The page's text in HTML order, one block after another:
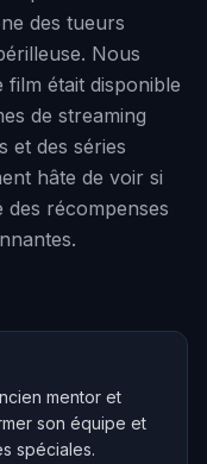
des tueurs
Nous
était disponible
de streaming
et des séries
hâte de voir si
récompenses
mentor et
son équipe et
spéciales.